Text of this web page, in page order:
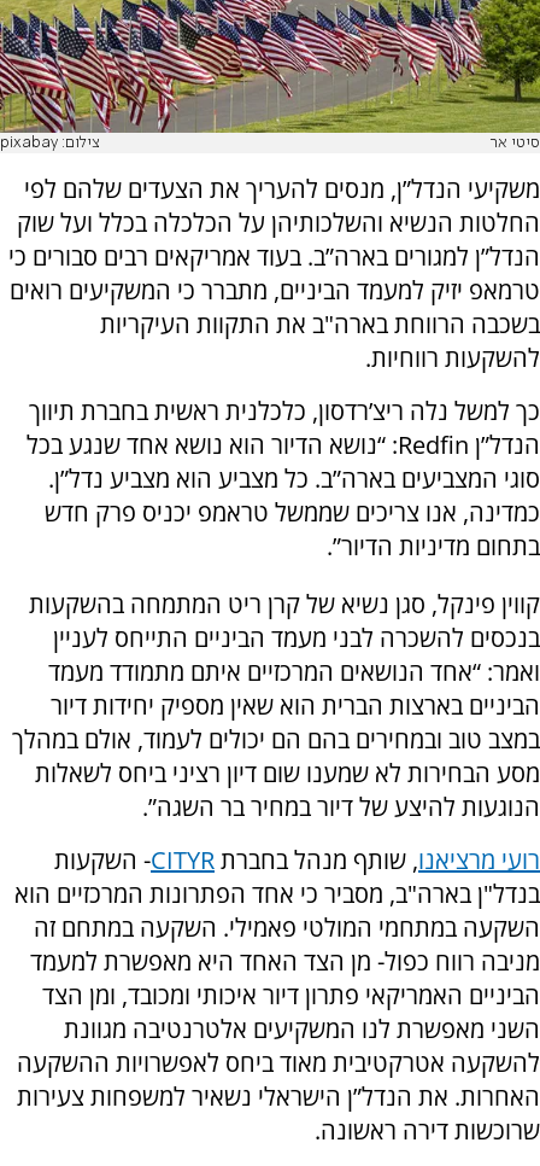
סיטי אר צילום: pixabay
משקיעי הנדל”ן, מנסים להעריך את הצעדים שלהם לפי
החלטות הנשיא והשלכותיהן על הכלכלה בכלל ועל שוק
הנדל”ן למגורים בארה”ב. בעוד אמריקאים רבים סבורים כי
טרמאפ יזיק למעמד הביניים, מתברר כי המשקיעים רואים
בשכבה הרווחת בארה"ב את התקוות העיקריות
להשקעות רווחיות.
כך למשל נלה ריצ’רדסון, כלכלנית ראשית בחברת תיווך
הנדל”ן Redfin: “נושא הדיור הוא נושא אחד שנגע בכל
סוגי המצביעים בארה”ב. כל מצביע הוא מצביע נדל”ן.
כמדינה, אנו צריכים שממשל טראמפ יכניס פרק חדש
בתחום מדיניות הדיור”.
קווין פינקל, סגן נשיא של קרן ריט המתמחה בהשקעות
בנכסים להשכרה לבני מעמד הביניים התייחס לעניין
ואמר: “אחד הנושאים המרכזיים איתם מתמודד מעמד
הביניים בארצות הברית הוא שאין מספיק יחידות דיור
במצב טוב ובמחירים בהם הם יכולים לעמוד, אולם במהלך
מסע הבחירות לא שמענו שום דיון רציני ביחס לשאלות
הנוגעות להיצע של דיור במחיר בר השגה”.
רועי מרציאנו, שותף מנהל בחברתCITYR- השקעות
בנדל"ן בארה"ב, מסביר כי אחד הפתרונות המרכזיים הוא
השקעה במתחמי המולטי פאמילי. השקעה במתחם זה
מניבה רווח כפול- מן הצד האחד היא מאפשרת למעמד
הביניים האמריקאי פתרון דיור איכותי ומכובד, ומן הצד
השני מאפשרת לנו המשקיעים אלטרנטיבה מגוונת
להשקעה אטרקטיבית מאוד ביחס לאפשרויות ההשקעה
האחרות. את הנדל”ן הישראלי נשאיר למשפחות צעירות
שרוכשות דירה ראשונה.